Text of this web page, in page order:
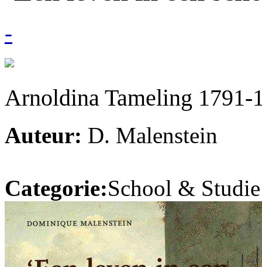
-
Arnoldina Tameling 1791-
Auteur: D. Malenstein
Categorie:School &